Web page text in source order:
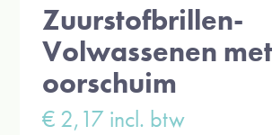
Zuurstofbrillen-
Volwassenen met
oorschuim
€ 2,17 incl. btw